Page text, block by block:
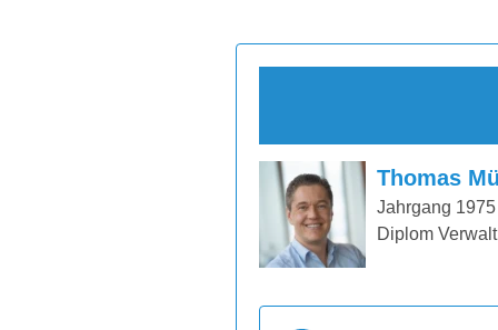
Thomas
Jahrgang 1975
Diplom